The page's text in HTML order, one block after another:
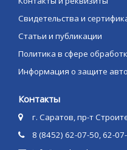
Свидетельства и
Статьи и публикации
Политика в сфере
Информация о защите
Контакты
г. Саратов, пр-т
8 (8452) 62-07-50, 62-